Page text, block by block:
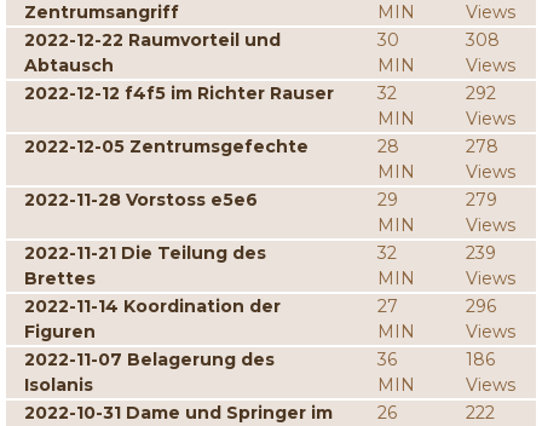
Zentrumsangriff
MIN
Views
2022-12-22 Raumvorteil und
Abtausch
30
MIN
308
Views
2022-12-12 f4f5 im Richter Rauser
32
MIN
292
Views
2022-12-05 Zentrumsgefechte
28
MIN
278
Views
2022-11-28 Vorstoss e5e6
29
MIN
279
Views
2022-11-21 Die Teilung des
Brettes
32
MIN
239
Views
2022-11-14 Koordination der
Figuren
27
MIN
296
Views
2022-11-07 Belagerung des
Isolanis
36
MIN
186
Views
2022-10-31 Dame und Springer im
26
222